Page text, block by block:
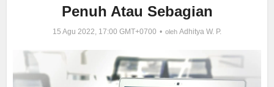
Penuh Atau Sebagian
15 Agu 2022, 17:00 GMT+0700 oleh Adhitya W. P.